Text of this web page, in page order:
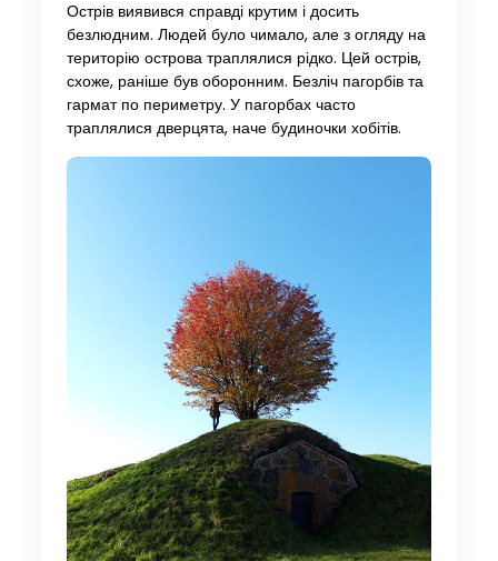
Острів виявився справді крутим і досить
безлюдним. Людей було чимало, але з огляду на
територію острова траплялися рідко. Цей острів,
схоже, раніше був оборонним. Безліч пагорбів та
гармат по периметру. У пагорбах часто
траплялися дверцята, наче будиночки хобітів.